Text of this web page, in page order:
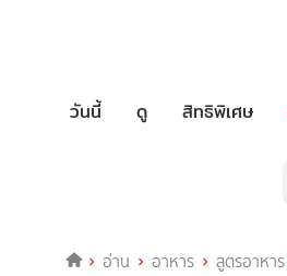
วันนี้ ดู สิทธิพิเศษ
อ่าน อาหาร สูตรอาหาร